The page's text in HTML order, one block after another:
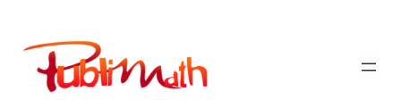
contenu
Publimath